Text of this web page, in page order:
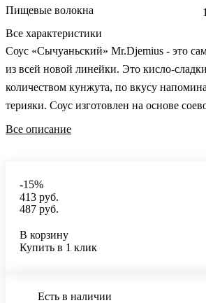
Пищевые волокна
Все характеристики
Соус «Сычуаньский» Mr.Djemius - это
из всей новой линейки. Это кисло-
количеством кунжута, по вкусу
терияки. Соус изготовлен на основе
ананаса, кунжутного масла с
вкуса с легкой остринкой была подобрана
специй. Соус идеально подойдет к
овощам, к курице, рыбе и
сахара, имеет низкую калорийность,
правильного питания спортсменов,
Все описание
-15%
413 руб.
487 руб.
В корзину
Купить в 1 клик
Есть в наличии